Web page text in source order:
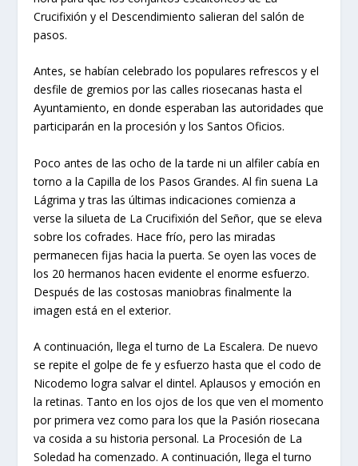
Crucifixión y el Descendimiento salieran del salón de
pasos.
Antes, se habían celebrado los populares refrescos y el
desfile de gremios por las calles riosecanas hasta el
Ayuntamiento, en donde esperaban las autoridades que
participarán en la procesión y los Santos Oficios.
Poco antes de las ocho de la tarde ni un alfiler cabía en
torno a la Capilla de los Pasos Grandes. Al fin suena La
Lágrima y tras las últimas indicaciones comienza a
verse la silueta de La Crucifixión del Señor, que se eleva
sobre los cofrades. Hace frío, pero las miradas
permanecen fijas hacia la puerta. Se oyen las voces de
los 20 hermanos hacen evidente el enorme esfuerzo.
Después de las costosas maniobras finalmente la
imagen está en el exterior.
A continuación, llega el turno de La Escalera. De nuevo
se repite el golpe de fe y esfuerzo hasta que el codo de
Nicodemo logra salvar el dintel. Aplausos y emoción en
la retinas. Tanto en los ojos de los que ven el momento
por primera vez como para los que la Pasión riosecana
va cosida a su historia personal. La Procesión de La
Soledad ha comenzado. A continuación, llega el turno